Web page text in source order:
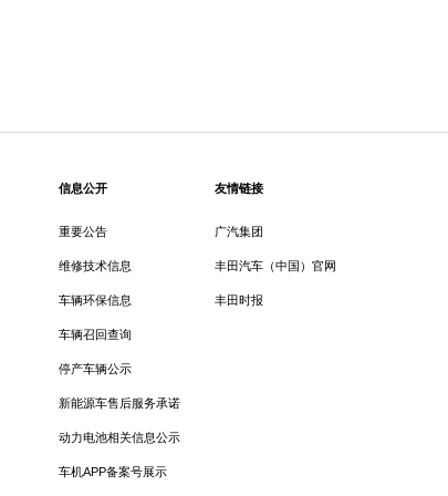
信息公开
重要公告
维修技术信息
车辆环保信息
车辆召回查询
停产车辆公示
新能源车售后服务承诺
动力电池相关信息公示
车机APP备案号展示
友情链接
广汽集团
丰田汽车（中国）官网
丰田时报